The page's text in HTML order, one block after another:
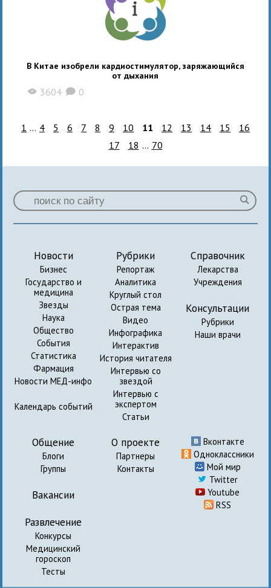
В Китае изобрели кардиостимулятор, заряжающийся
от дыхания
X 3604 K 0
1 ... 4 5 6 7 8 9 10 11 12 13 14 15
16
17
18 ... 70
Новости
Бизнес
Государство и
медицина
Звезды
Наука
Общество
События
Статистика
Фармация
Новости МЕД-инфо
Календарь событий
Рубрики
Репортаж
Аналитика
Круглый стол
Острая тема
Видео
Инфографика
Интерактив
История читателя
Интервью со
звездой
Интервью с
экспертом
Статьи
Справочник
Лекарства
Учреждения
Консультации
Рубрики
Наши врачи
Общение
Блоги
Группы
Вакансии
Развлечение
Конкурсы
Медицинский
гороскоп
Тесты
О проекте
Партнеры
Контакты
Вконтакте
Одноклассники
Мой мир
Twitter
Youtube
RSS